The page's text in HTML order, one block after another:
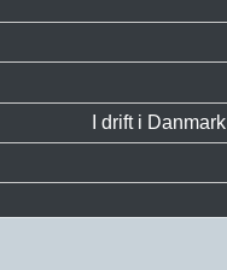
I drift i Danmark